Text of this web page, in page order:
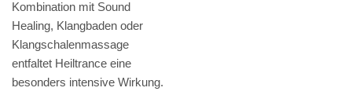
Kombination mit Sound
Healing, Klangbaden oder
Klangschalenmassage
entfaltet Heiltrance eine
besonders intensive Wirkung.